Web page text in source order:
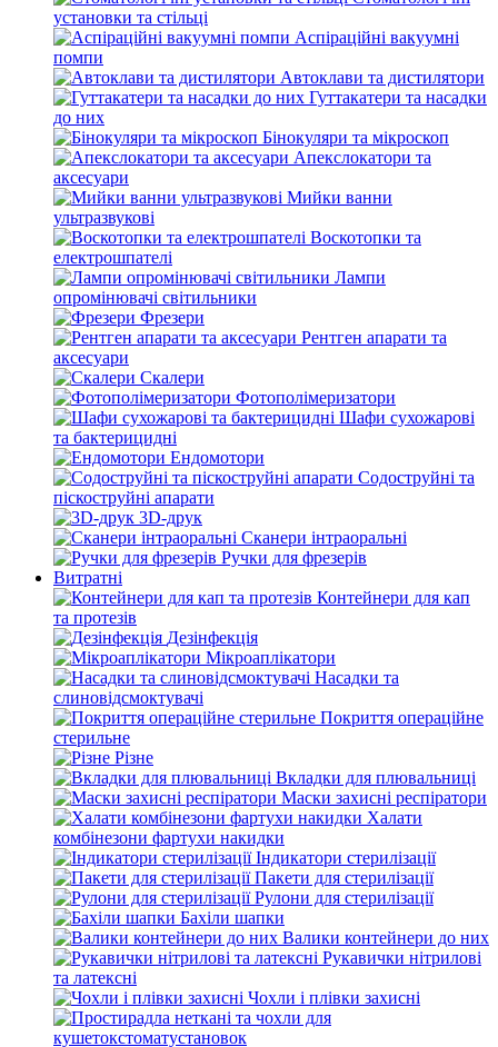
установки та стільці
Аспіраційні вакуумні
помпи
Автоклави та дистилятори
Гуттакатери та насадки
до них
Бінокуляри та мікроскоп
Апекслокатори та
аксесуари
Мийки ванни
ультразвукові
Воскотопки та
електрошпателі
Лампи
опромінювачі світильники
Фрезери
Рентген апарати та
аксесуари
Скалери
Фотополімеризатори
Шафи сухожарові
та бактерицидні
Ендомотори
Содоструйні та
піскоструйні апарати
3D-друк
Сканери інтраоральні
Ручки для фрезерів
Витратні
Контейнери для кап
та протезів
Дезінфекція
Мікроаплікатори
Насадки та
слиновідсмоктувачі
Покриття операційне
стерильне
Різне
Вкладки для плювальниці
Маски захисні респіратори
Халати
комбінезони фартухи накидки
Індикатори стерилізації
Пакети для стерилізації
Рулони для стерилізації
Бахіли шапки
Валики контейнери до них
Рукавички нітрилові
та латексні
Чохли і плівки захисні